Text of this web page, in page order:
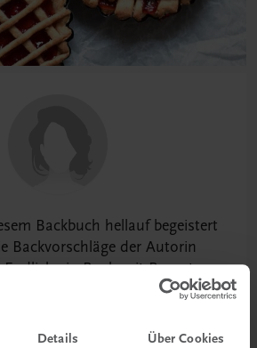
Details Über Cookies
mit Vanillejoghurt
(Berliner mit Apfel)
(Quarkzopf)
Backbuch hellauf begeistert
Backvorschläge der Autorin
Endlich ein Buch mit Rezepten,
integrierbar sind und deren
auf meinem Weg der